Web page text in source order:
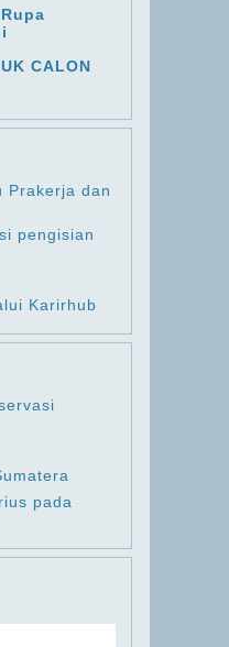
CALON
Prakerja dan
pengisian
Karirhub
pada